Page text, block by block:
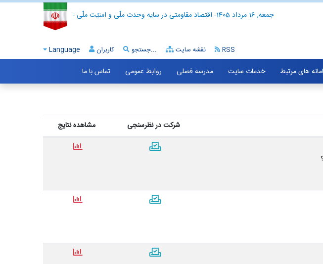
- اقتصاد مقاومتی در سایه وحدت ملّی و امنیّت ملّی - جمعه, 16 مرداد 1405
Language کاربران جستجو... نقشه سایت RSS
های مرتبط خدمات سایت مدرسه فصلی روابط عمومی
تماس با ما
شرکت در نظرسنجی
مشاهده نتایج